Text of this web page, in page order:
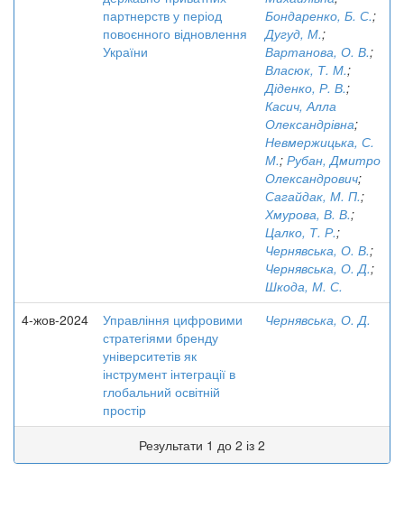
партнерств у період
повоєнного відновлення
України
Бондаренко, Б. С.;
Дугуд, М.;
Вартанова, О. В.;
Власюк, Т. М.;
Діденко, Р. В.;
Касич, Алла
Олександрівна;
Невмержицька, С.
М.; Рубан, Дмитро
Олександрович;
Сагайдак, М. П.;
Хмурова, В. В.;
Цалко, Т. Р.;
Чернявська, О. В.;
Чернявська, О. Д.;
Шкода, М. С.
4-жов-2024
Управління цифровими
стратегіями бренду
університетів як
інструмент інтеграції в
глобальний освітній
простір
Чернявська, О. Д.
Результати 1 до 2 із 2